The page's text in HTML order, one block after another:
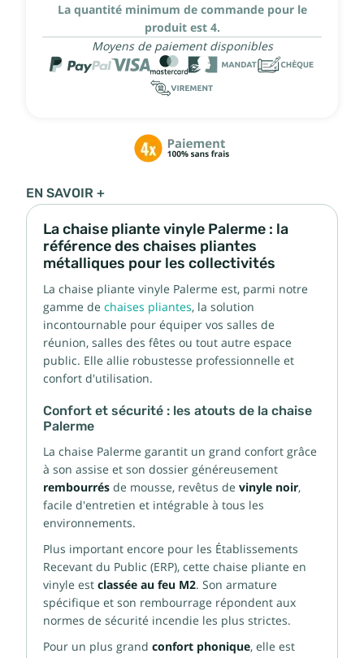
La quantité minimum de commande pour le
produit est 4.
Moyens de paiement disponibles
EN SAVOIR +
La chaise pliante vinyle Palerme : la
référence des chaises pliantes
métalliques pour les collectivités
La chaise pliante vinyle Palerme est, parmi notre
gamme de chaises pliantes, la solution
incontournable pour équiper vos salles de
réunion, salles des fêtes ou tout autre espace
public. Elle allie robustesse professionnelle et
confort d'utilisation.
Confort et sécurité : les atouts de la chaise
Palerme
La chaise Palerme garantit un grand confort grâce
à son assise et son dossier généreusement
rembourrés de mousse, revêtus de vinyle noir,
facile d'entretien et intégrable à tous les
environnements.
Plus important encore pour les Établissements
Recevant du Public (ERP), cette chaise pliante en
vinyle est classée au feu M2. Son armature
spécifique et son rembourrage répondent aux
normes de sécurité incendie les plus strictes.
Pour un plus grand confort phonique, elle est